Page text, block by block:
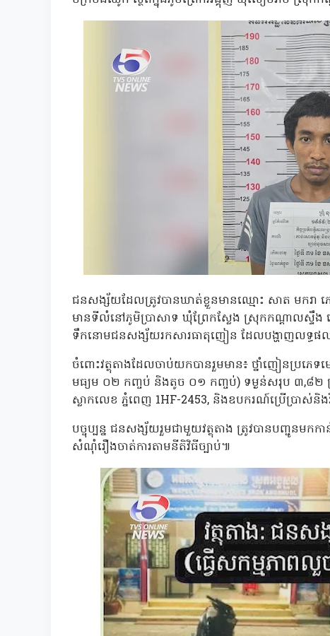
ជនសង្ស័យដែលត្រូវបានឃាត់ខ្លួនមានឈ្មោះ សាត មករា
មានទីលំនៅភូមិប្រាសាទ ឃុំព្រែកស្លែង ស្រុកកណ្ដាលស្ទឹង ខ
ទឹកនោមជនសង្ស័យរកសារធាតុញៀន ដែលបង្ហាញលទ្ធផល
ចំពោះវត្ថុតាងដែលចាប់យកបានរួមមាន៖ ថ្នាំញៀនប្រភេ
មធ្យម ០២ កញ្ចប់ និងតូច ០១ កញ្ចប់) ទម្ងន់សរុប ៣,៨
ស្លាកលេខ ភ្នំពេញ 1HF-2453, និងឧបករណ៍ប្រើប្រាស់និ
បច្ចុប្បន្ន ជនសង្ស័យរួមជាមួយវត្ថុតាង ត្រូវបានបញ្ជូនមក
សំណុំរឿងចាត់ការតាមនីតិវិធីច្បាប់៕